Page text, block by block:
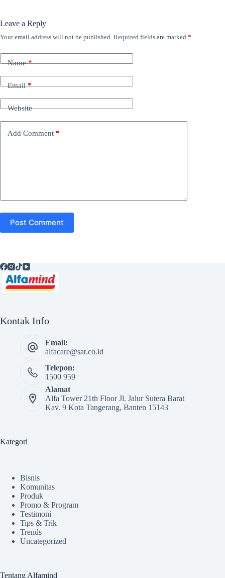
Leave a Reply
Your email address will not be published. Required fields are marked *
Name*
Email*
Website
Add Comment *
Post Comment
Kontak Info
Email:
alfacare@sat.co.id
Telepon:
1500 959
Alamat
Alfa Tower 21th Floor Jl. Jalur Sutera Barat
Kav. 9 Kota Tangerang, Banten 15143
Kategori
Bisnis
Komunitas
Produk
Promo & Program
Testimoni
Tips & Trik
Trends
Uncategorized
Tentang Alfamind